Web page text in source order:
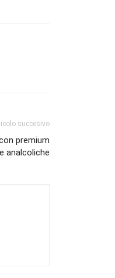
succesivo
premium
e analcoliche